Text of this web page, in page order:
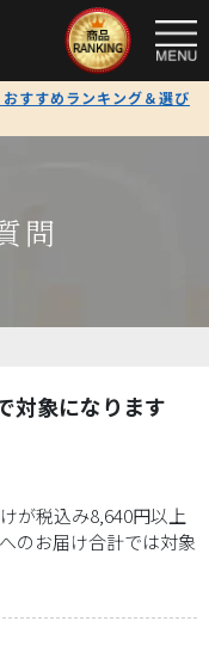
すすめランキング＆選び
問
対象になります
が税込み8,640円以上
のお届け合計では対象